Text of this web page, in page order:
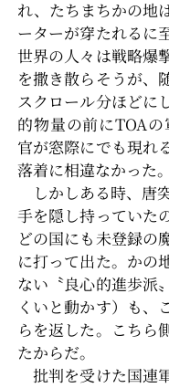
れ、たちまちかの地
ーターが穿たれるに
世界の人々は戦略爆
を撒き散らそうが、
スクロール分ほどに
的物量の前にTOA
官が窓際にでも現れ
落着に相違なかった。
しかしある時、唐
手を隠し持っていた
どの国にも未登録の
に打って出た。かの
ない〝良心的進歩派
くいと動かす）も、
らを返した。こちら
たからだ。
批判を受けた国連